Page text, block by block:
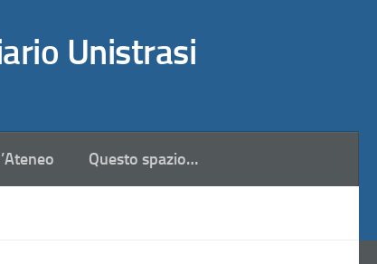
Unistrasi
Questo spazio…